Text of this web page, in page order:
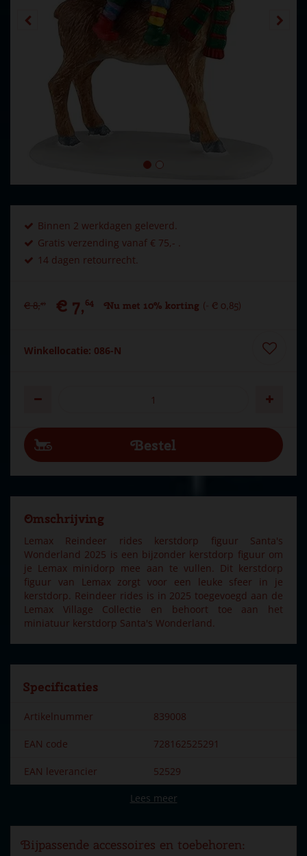
Binnen 2 werkdagen geleverd.
Gratis verzending vanaf € 75,- .
14 dagen retourrecht.
€ 8,49 € 7,64 Nu met 10% korting € 0,85
Winkellocatie: 086-N
Omschrijving
Lemax Reindeer rides kerstdorp figuur Santa's
Wonderland 2025 is een bijzonder kerstdorp figuur om
je Lemax minidorp mee aan te vullen. Dit kerstdorp
figuur van Lemax zorgt voor een leuke sfeer in je
kerstdorp. Reindeer rides is in 2025 toegevoegd aan de
Lemax Village Collectie en behoort toe aan het
miniatuur kerstdorp Santa's Wonderland.
Specificaties
Artikelnummer 839008
EAN code 728162525291
EAN leverancier 52529
Lemax
Dorpsnaam Santa's Wonderland
Lees meer
Bijpassende accessoires en toebehoren: